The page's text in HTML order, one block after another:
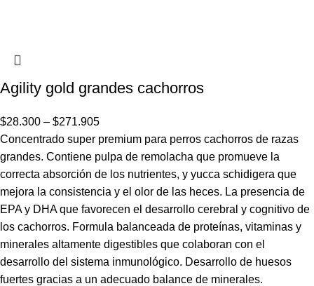
Agility gold grandes cachorros
$28.300 – $271.905
Concentrado super premium para perros cachorros de razas
grandes. Contiene pulpa de remolacha que promueve la
correcta absorción de los nutrientes, y yucca schidigera que
mejora la consistencia y el olor de las heces. La presencia de
EPA y DHA que favorecen el desarrollo cerebral y cognitivo de
los cachorros. Formula balanceada de proteínas, vitaminas y
minerales altamente digestibles que colaboran con el
desarrollo del sistema inmunológico. Desarrollo de huesos
fuertes gracias a un adecuado balance de minerales.